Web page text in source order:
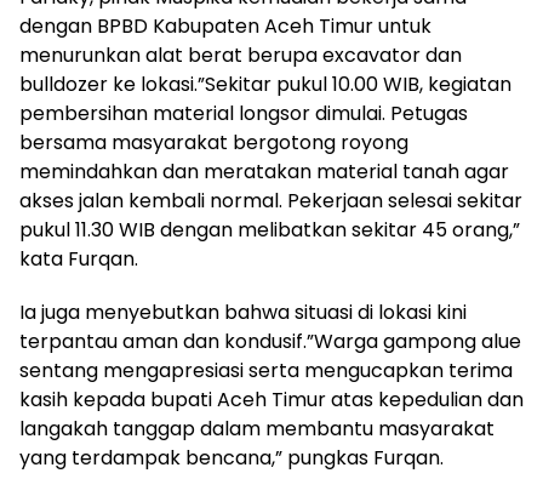
dengan BPBD Kabupaten Aceh Timur untuk
menurunkan alat berat berupa excavator dan
bulldozer ke lokasi.”Sekitar pukul 10.00 WIB, kegiatan
pembersihan material longsor dimulai. Petugas
bersama masyarakat bergotong royong
memindahkan dan meratakan material tanah agar
akses jalan kembali normal. Pekerjaan selesai sekitar
pukul 11.30 WIB dengan melibatkan sekitar 45 orang,”
kata Furqan.
Ia juga menyebutkan bahwa situasi di lokasi kini
terpantau aman dan kondusif.”Warga gampong alue
sentang mengapresiasi serta mengucapkan terima
kasih kepada bupati Aceh Timur atas kepedulian dan
langakah tanggap dalam membantu masyarakat
yang terdampak bencana,” pungkas Furqan.